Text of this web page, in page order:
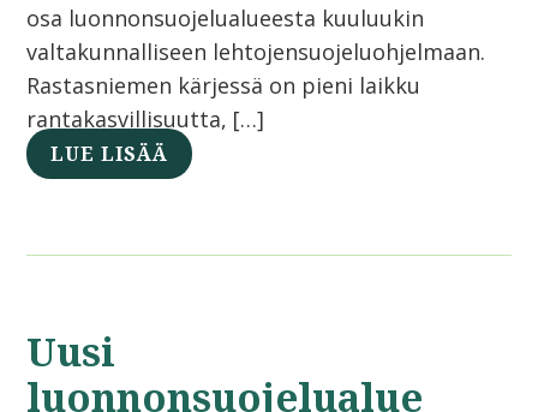
osa luonnonsuojelualueesta kuuluukin
valtakunnalliseen lehtojensuojeluohjelmaan.
Rastasniemen kärjessä on pieni laikku
rantakasvillisuutta, […]
LUE LISÄÄ
Uusi
luonnonsuojelualue